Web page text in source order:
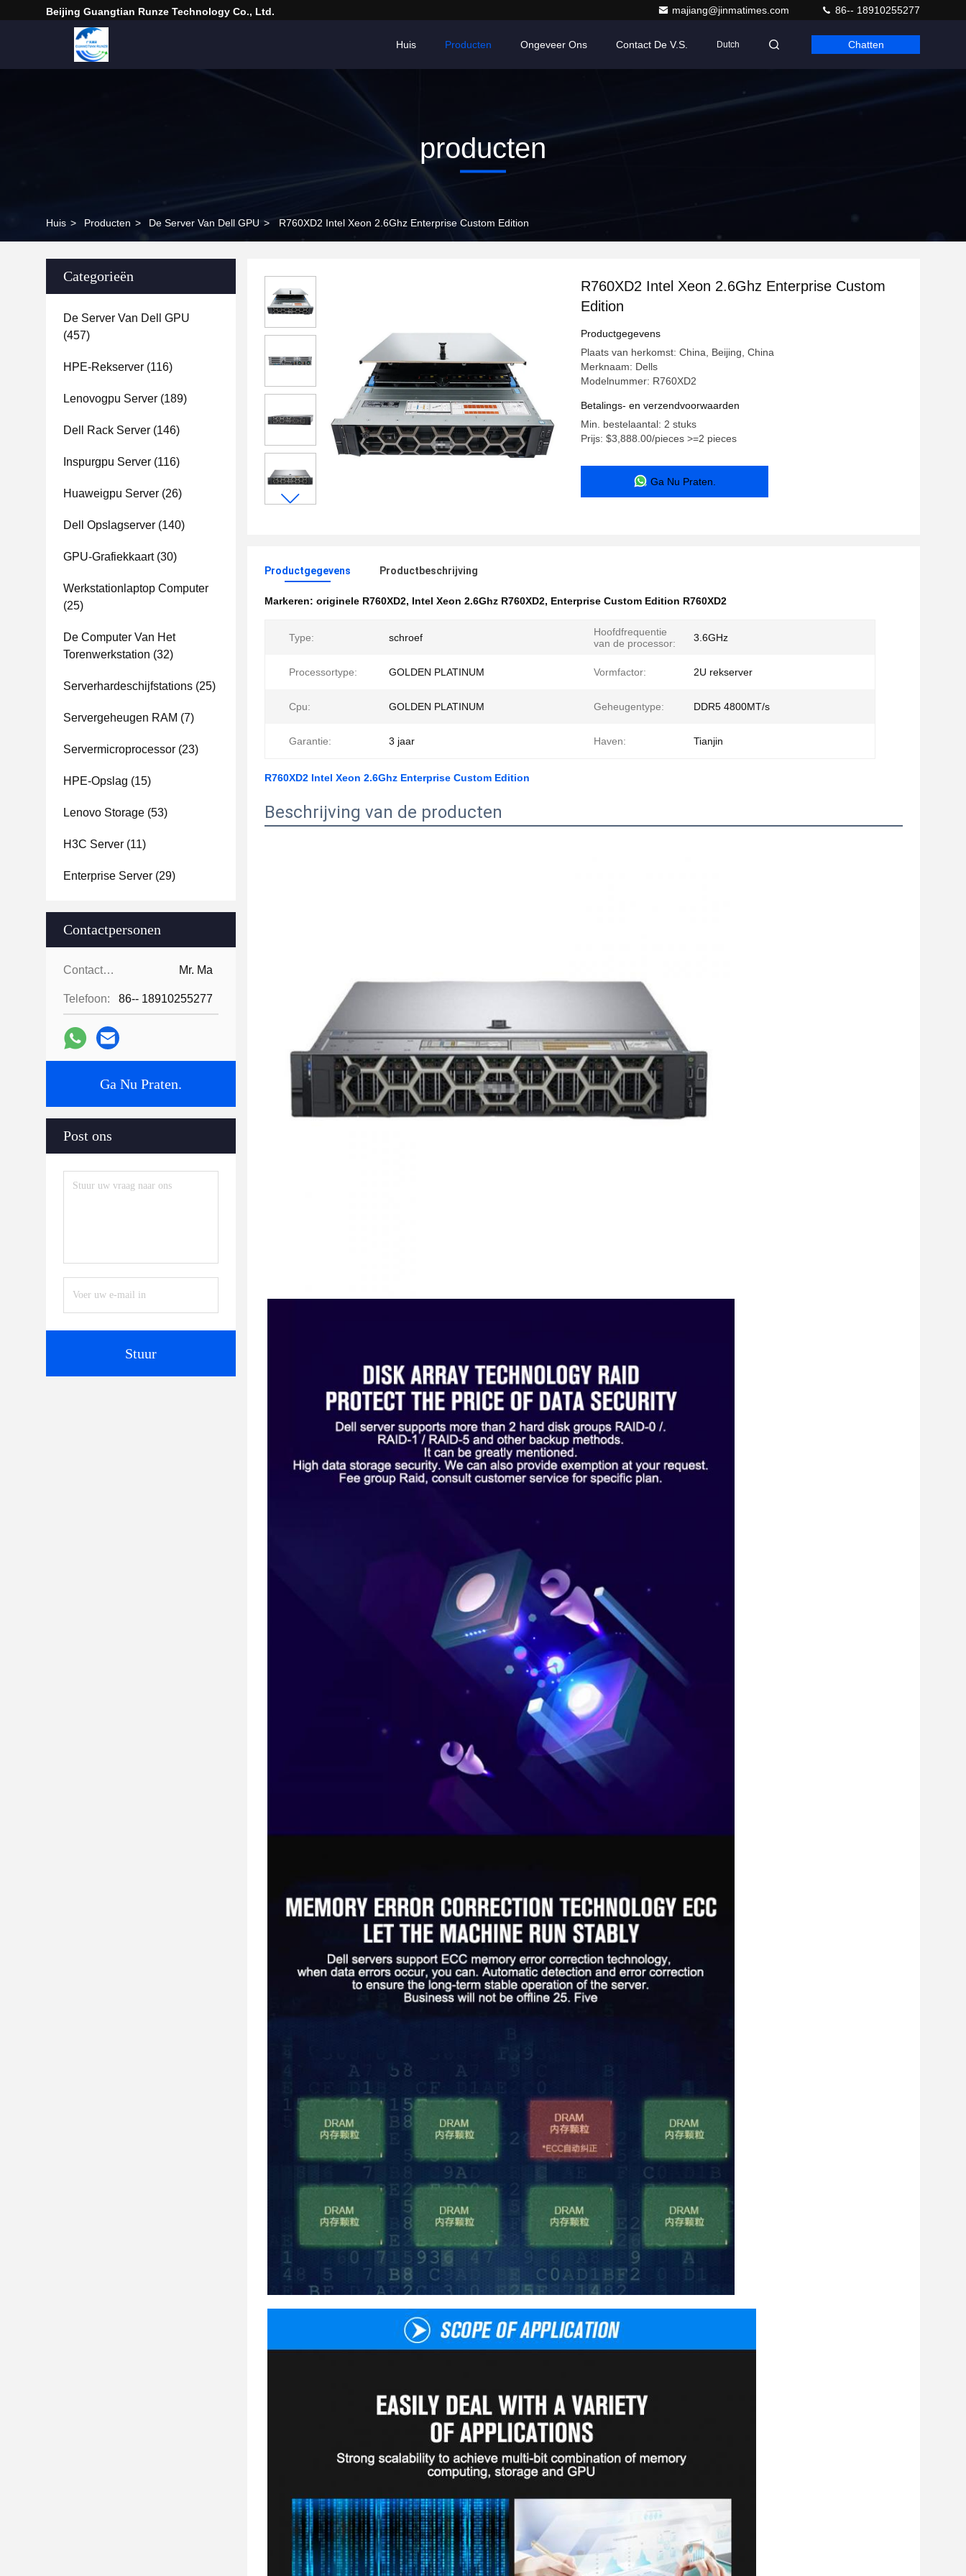
Beijing Guangtian Runze Technology Co., Ltd. majiang@jinmatimes.com 86-- 18910255277
Huis Producten Ongeveer Ons Contact De V.S. Dutch Chatten
producten
Huis > Producten > De Server Van Dell GPU > R760XD2 Intel Xeon 2.6Ghz Enterprise Custom Edition
Categorieën
De Server Van Dell GPU
(457)
HPE-Rekserver (116)
Lenovogpu Server (189)
Dell Rack Server (146)
Inspurgpu Server (116)
Huaweigpu Server (26)
Dell Opslagserver (140)
GPU-Grafiekkaart(30)
Werkstationlaptop Computer
(25)
De Computer Van Het
Torenwerkstation (32)
Serverhardeschijfstations (25)
Servergeheugen RAM (7)
Servermicroprocessor (23)
HPE-Opslag (15)
Lenovo Storage (53)
H3C Server (11)
Enterprise Server (29)
Contactpersonen
Contactpersonen: Mr. Ma
Telefoon: 86-- 18910255277
Ga Nu Praten.
Post ons
Stuur
R760XD2 Intel Xeon 2.6Ghz Enterprise Custom
Edition
Productgegevens
Plaats van herkomst: China, Beijing, China
Merknaam: Dells
Modelnummer: R760XD2
Betalings- en verzendvoorwaarden
Min. bestelaantal: 2 stuks
Prijs: $3,888.00/pieces >=2 pieces
Ga Nu Praten.
Productgegevens Productbeschrijving
Markeren: originele R760XD2, Intel Xeon 2.6Ghz R760XD2, Enterprise Custom Edition R760XD2
Type: schroef
Hoofdfrequentie
van de processor:
3.6GHz
Processortype: GOLDEN PLATINUM Vormfactor: 2U rekserver
Cpu: GOLDEN PLATINUM Geheugentype: DDR5 4800MT/s
Garantie: 3 jaar Haven: Tianjin
R760XD2 Intel Xeon 2.6Ghz Enterprise Custom Edition
Beschrijving van de producten